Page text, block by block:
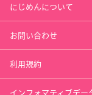
にじめんについて
お問い合わせ
利用規約
インフォマティブデー